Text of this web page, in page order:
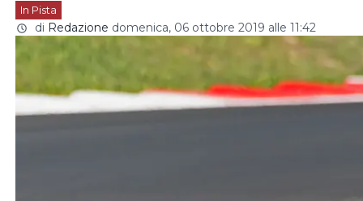
In Pista
di Redazione domenica, 06 ottobre 2019 alle 11:42